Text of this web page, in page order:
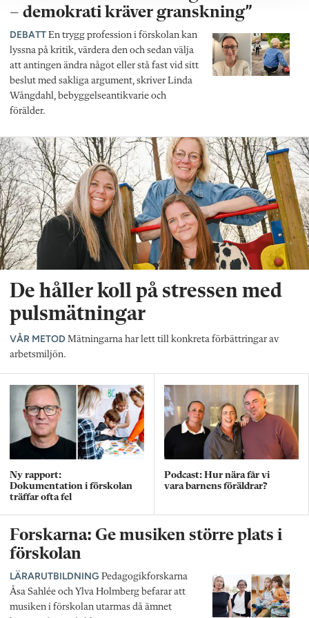
– demokrati kräver granskning”
DEBATT En trygg profession i förskolan kan
lyssna på kritik, värdera den och sedan välja
att antingen ändra något eller stå fast vid sitt
beslut med sakliga argument, skriver Linda
Wångdahl, bebyggelseantikvarie och
förälder.
De håller koll på stressen med
pulsmätningar
VÅR METOD Mätningarna har lett till konkreta förbättringar av
arbetsmiljön.
Ny rapport:
Dokumentation i förskolan
träffar ofta fel
Podcast: Hur nära får vi
vara barnens föräldrar?
Forskarna: Ge musiken större plats i
förskolan
LÄRARUTBILDNING Pedagogikforskarna
Åsa Sahlée och Ylva Holmberg befarar att
musiken i förskolan utarmas då ämnet